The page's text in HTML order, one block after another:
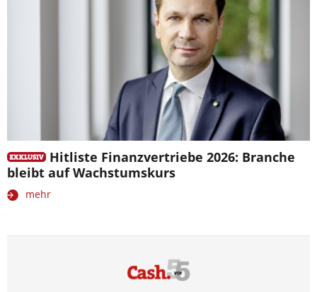
Hitliste Finanzvertriebe 2026: Branche
bleibt auf Wachstumskurs
mehr